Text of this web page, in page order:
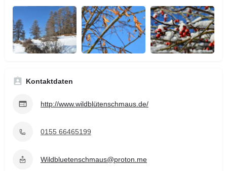
Kontaktdaten
http://www.wildblütenschmaus.de/
0155 66465199
Wildbluetenschmaus@proton.me